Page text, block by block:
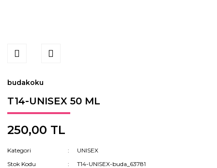
budakoku
T14-UNISEX 50 ML
250,00 TL
Kategori
UNISEX
Stok Kodu
T14-UNISEX-buda_63781